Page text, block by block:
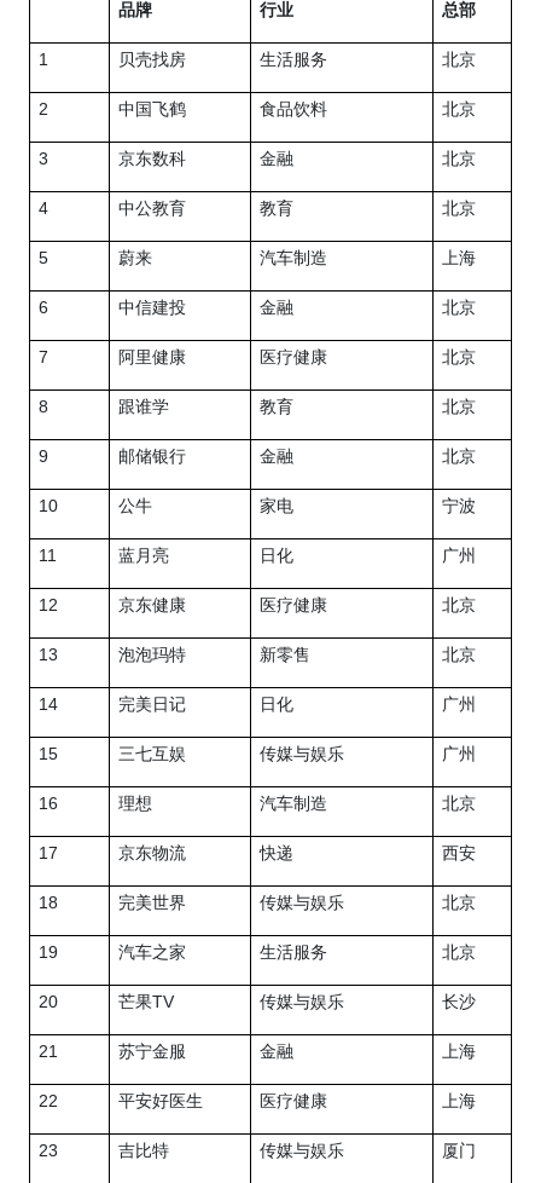
品牌 行业 总部
1 贝壳找房 生活服务 北京
2 中国飞鹤 食品饮料 北京
3 京东数科 金融 北京
4 中公教育 教育 北京
5 蔚来 汽车制造 上海
6 中信建投 金融 北京
7 阿里健康 医疗健康 北京
8 跟谁学 教育 北京
9 邮储银行 金融 北京
10 公牛 家电 宁波
11 蓝月亮 日化 广州
12 京东健康 医疗健康 北京
13 泡泡玛特 新零售 北京
14 完美日记 日化 广州
15 三七互娱 传媒与娱乐 广州
16 理想 汽车制造 北京
17 京东物流 快递 西安
18 完美世界 传媒与娱乐 北京
19 汽车之家 生活服务 北京
20 芒果TV 传媒与娱乐 长沙
21 苏宁金服 金融 上海
22 平安好医生 医疗健康 上海
23 吉比特 传媒与娱乐 厦门